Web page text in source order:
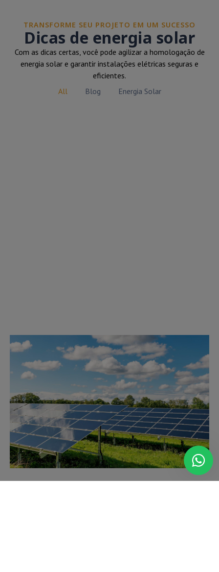
TRANSFORME SEU PROJETO EM UM SUCESSO
Dicas de energia solar
Com as dicas certas, você pode agilizar a homologação de
energia solar e garantir instalações elétricas seguras e
eficientes.
All
Blog Energia Solar